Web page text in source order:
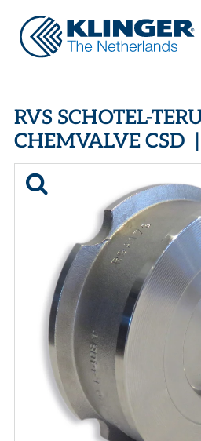
PRODUCTEN
INDUSTRIEËN
SERVICES
DOWNLOADS
LOGIN
REGISTREREN
WERKEN BIJ
CONTACT
EN
RVS SCHOTEL-
CHEMVALVE CSD